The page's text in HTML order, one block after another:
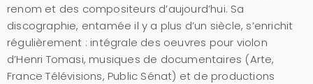
renom et des compositeurs d’aujourd’hui. Sa
discographie, entamée il y a plus d’un siècle, s’enrichit
régulièrement : intégrale des oeuvres pour violon
d’Henri Tomasi, musiques de documentaires (Arte,
France Télévisions, Public Sénat) et de productions